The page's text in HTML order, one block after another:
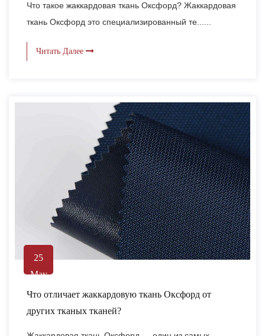
Что такое жаккардовая ткань Оксфорд? Жаккардовая
ткань Оксфорд это специализированный те......
Читать Далее
25
May
Что отличает жаккардовую ткань Оксфорд от
других тканых тканей?